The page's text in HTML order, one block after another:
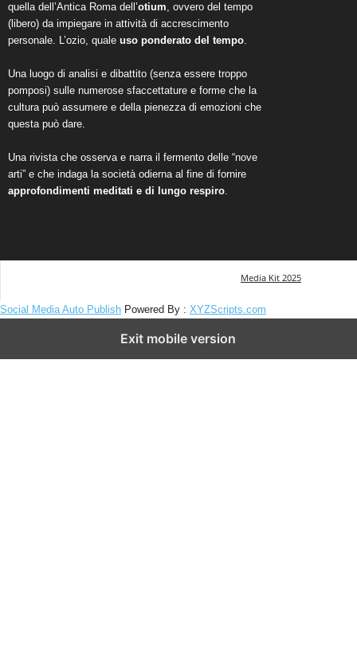
quella dell’Antica Roma dell’otium, ovvero del tempo
(libero) da impiegare in attività di accrescimento
personale. L’ozio, quale uso ponderato del tempo.
Una luogo di analisi e dibattito (senza essere troppo
pomposi) sulle numerose sfaccettature e forme che la
cultura può assumere e della pienezza di emozioni che
questa può dare.
Una rivista che osserva e narra il fermento delle “nove
arti” e che indaga la società odierna al fine di fornire
approfondimenti meditati e di lungo respiro.
Media Kit 2025
Social Media Auto Publish Powered By : XYZScripts.com
Exit mobile version